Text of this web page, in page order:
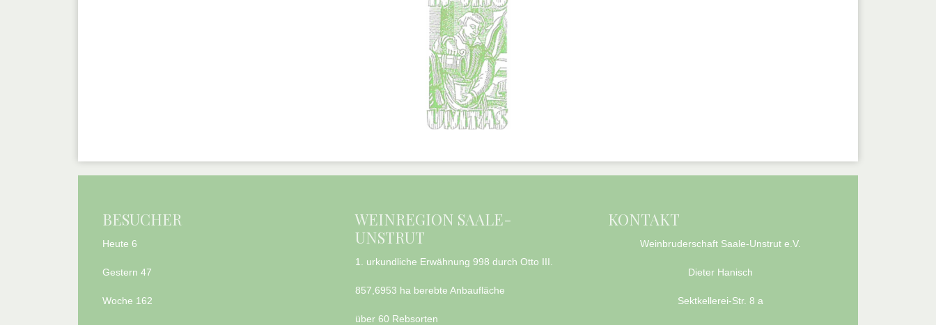
BESUCHER
Heute 6
Gestern 47
Woche 162
WEINREGION SAALE-
UNSTRUT
1. urkundliche Erwähnung 998 durch Otto III.
857,6953 ha berebte Anbaufläche
über 60 Rebsorten
KONTAKT
Weinbruderschaft Saale-Unstrut e.V.
Dieter Hanisch
Sektkellerei-Str. 8 a